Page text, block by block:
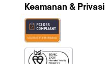
Keamanan & Privasi